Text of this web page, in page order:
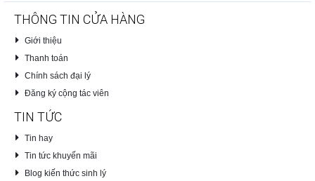
THÔNG TIN CỬA HÀNG
Giới thiệu
Thanh toán
Chính sách đại lý
Đăng ký cộng tác viên
TIN TỨC
Tin hay
Tin tức khuyến mãi
Blog kiến thức sinh lý